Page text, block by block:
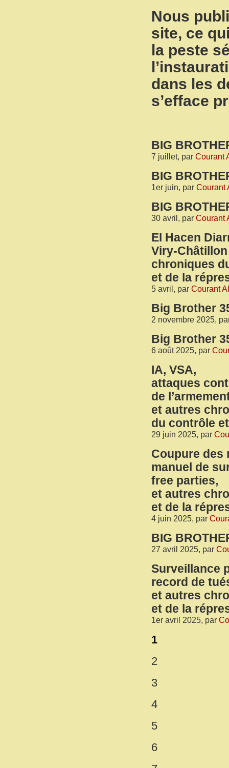
Nous
site, ce
la peste
dans les
s’efface
BIG
7 juillet, par Courant
BIG
1er juin, par Courant
BIG
30 avril, par Courant
El Hacen
Viry-
chroniques
et de la
5 avril, par Courant
Big Brother
2 novembre 2025,
Big Brother
6 août 2025, par
IA, VSA,
attaques
de
et autres
du contrôle
29 juin 2025, par
Coupure des
manuel de
free parties,
et autres
et de la
4 juin 2025, par
BIG
27 avril 2025, par
Surveillance
record de
et autres
et de la
1er avril 2025, par
1
2
3
4
5
6